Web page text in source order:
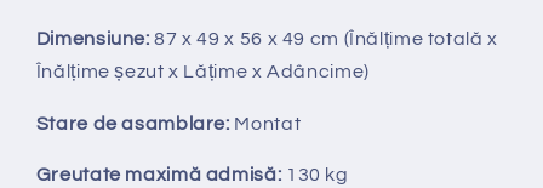
Dimensiune: 87 x 49 x 56 x 49 cm (Înălțime totală x
Înălțimeșezut x Lățime x Adâncime)
Stare de asamblare: Montat
Greutate maximă admisă: 130 kg